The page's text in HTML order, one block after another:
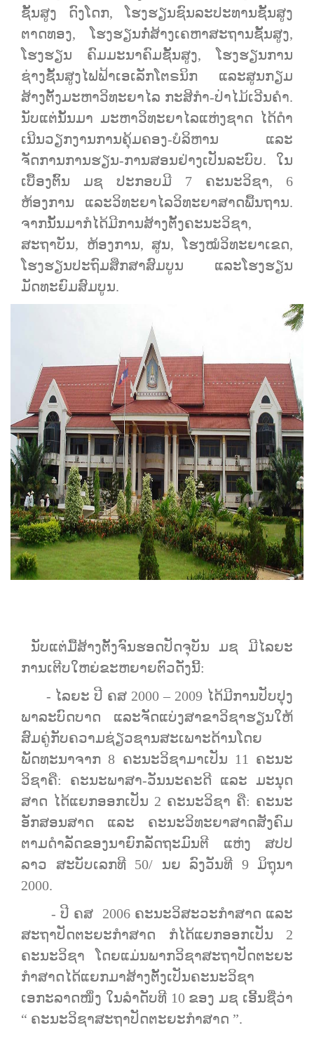
ຊັ້ນສູງ ດົງໂດກ, ໂຮງຮຽນຊົນລະປະທານຊັ້ນສູງ
ຕາດທອງ, ໂຮງຮຽນກໍ່ສ້າງເຄຫາສະຖານຊັ້ນສູງ,
ໂຮງຮຽນ ຄົມມະນາຄົມຊັ້ນສູງ, ໂຮງຮຽນການ
ຊ່າງຊັ້ນສູງໄຟຟ້າເອເລັກໂຕຣນິກ ແລະສູນກຽມ
ສ້າງຕັ້ງມະຫາວິທະຍາໄລ ກະສິກໍາ-ປ່າໄມ້ເວີນຄໍາ.
ນັບແຕ່ນັ້ນມາ ມະຫາວິທະຍາໄລແຫ່ງຊາດ ໄດ້ດໍາ
ເນີນວຽກງານການຄຸ້ມຄອງ-ບໍລິຫານ ແລະ
ຈັດການການຮຽນ-ການສອນຢ່າງເປັນລະບົບ. ໃນ
ເບື້ອງຕົ້ນ ມຊ ປະກອບມີ 7 ຄະນະວິຊາ, 6
ຫ້ອງການ ແລະວິທະຍາໄລວິທະຍາສາດພື້ນຖານ.
ຈາກນັ້ນມາກໍໄດ້ມີການສ້າງຕັ້ງຄະນະວິຊາ,
ສະຖາບັນ, ຫ້ອງການ, ສູນ, ໂຮງໝໍວິທະຍາເຂດ,
ໂຮງຮຽນປະຖົມສຶກສາສົມບູນ ແລະໂຮງຮຽນ
ມັດທະຍົມສົມບູນ.
ນັບແຕ່ມື້ສ້າງຕັ້ງຈົນຮອດປັດຈຸບັນ ມຊ ມີໄລຍະ
ການເຕີບໃຫຍ່ຂະຫຍາຍຕົວດັ່ງນີ້:
- ໄລຍະ ປີ ຄສ 2000 – 2009 ໄດ້ມີການປັບປຸງ
ພາລະບົດບາດ ແລະຈັດແບ່ງສາຂາວິຊາຮຽນໃຫ້
ສົມຄູ່ກັບຄວາມຊ່ຽວຊານສະເພາະດ້ານໂດຍ
ພັດທະນາຈາກ 8 ຄະນະ​ວິຊາ​ມາ​ເປັນ 11 ຄະນະ​
ວິຊາຄື: ຄະນະ​ພາສາ​-ວັນນະຄະດີ ​ແລະ​ ມະນຸດ​
ສາ​ດ ​ໄດ້​ແຍກອອກ​ເປັນ 2 ຄະນະວິຊາ ຄື: ຄະນະ
ອັກສອນສາດ ​ແລະ ຄະນະ​ວິທະຍາສາດ​ສັງຄົມ
ຕາມ​ດໍາລັດ​ຂອງ​ນາຍົກລັດຖະມົນຕີ​ ແຫ່ງ ​ສປປ
ລາວ ສະບັບ​ເລກທີ 50/ ນຍ ລົງ​ວັນ​ທີ 9 ມິຖຸນາ
2000.
- ປີ ຄສ 2006 ຄະນະ​ວິສະວະ​ກໍາ​ສາດ ​ແລະ
ສະຖາປັດຕະຍະ​ກໍາ​ສາດ ກໍ​ໄດ້​ແຍກ​ອອກ​ເປັນ​ 2
ຄະນະວິຊາ ​​ໂດຍ​ແມ່ນ​ພາກ​ວິຊາ​ສະຖາປັດຕະຍະ​
ກໍາ​ສາດ​ໄດ້​ແຍກມາ​ສ້າງ​ຕັ້ງ​ເປັນ​ຄະນະ​ວິຊາ​
ເອກະລາດໜຶ່ງ ​ໃນ​ລຳດັບທີ 10 ຂອງ​ ມຊ ເອີ້ນ​ຊື່ວ່າ
“ ຄະນະ​ວິຊາ​ສະຖາປັດຕະຍະ​ກໍາ​ສາດ ”.